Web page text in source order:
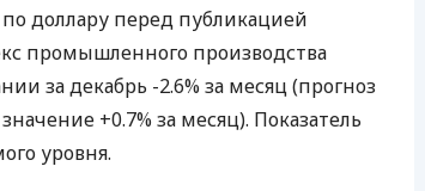
доллару перед публикацией
промышленного производства
за декабрь -2.6% за месяц (прогноз
+0.7% за месяц). Показатель
уровня.